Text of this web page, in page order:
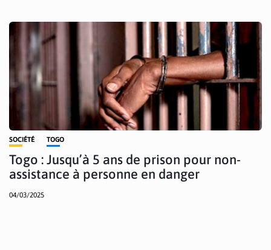
SOCIÉTÉ TOGO
Togo : Jusqu’à 5 ans de prison pour non-
assistance à personne en danger
04/03/2025